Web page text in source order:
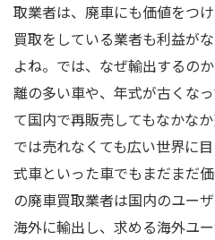
取業者は、廃車にも価値をつ
買取をしている業者も利益が
よね。では、なぜ輸出するの
離の多い車や、年式が古くな
て国内で再販売してもなかな
では売れなくても広い世界に
式車といった車でもまだまだ
の廃車買取業者は国内のユー
海外に輸出し、求める海外ユ